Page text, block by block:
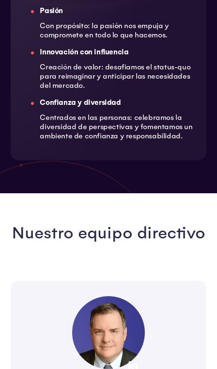
Pasión
Con propósito: la pasión nos empuja y
compromete en todo lo que hacemos.
Innovación con influencia
Creación de valor: desafiamos el status-quo
para reimaginar y anticipar las necesidades
del mercado.
Confianza y diversidad
Centrados en las personas: celebramos la
diversidad de perspectivas y fomentamos un
ambiente de confianza y responsabilidad.
Nuestro equipo directivo